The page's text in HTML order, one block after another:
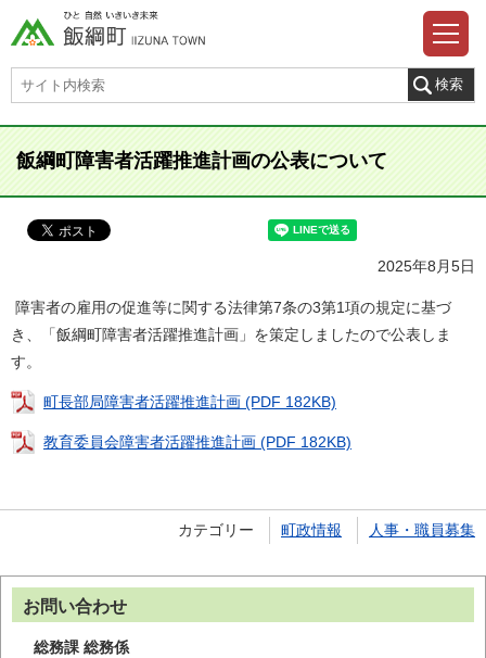
飯綱町障害者活躍推進計画の公表について
2025年8月5日
障害者の雇用の促進等に関する法律第7条の3第1項の規定に基づ
き、「飯綱町障害者活躍推進計画」を策定しましたので公表しま
す。
町長部局障害者活躍推進計画 (PDF 182KB)
教育委員会障害者活躍推進計画 (PDF 182KB)
カテゴリー 町政情報 人事・職員募集
お問い合わせ
総務課 総務係